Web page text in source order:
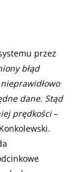
przez
błąd
dane. Stąd
prędkości–